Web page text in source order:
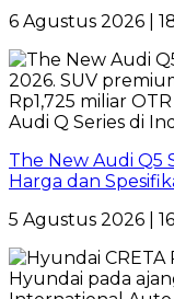
6 Agustus 2026 |
The New Audi Q5
Harga dan
5 Agustus 2026 |